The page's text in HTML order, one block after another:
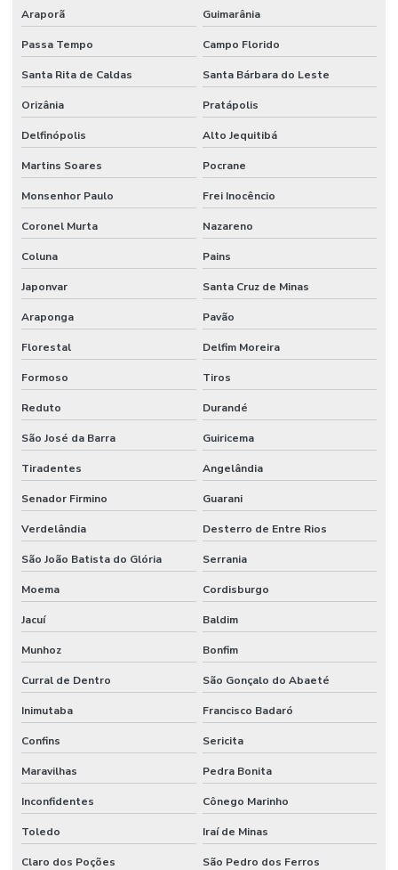
Araporã Guimarânia
Passa Tempo Campo Florido
Santa Rita de Caldas Santa Bárbara do Leste
Orizânia Pratápolis
Delfinópolis Alto Jequitibá
Martins Soares Pocrane
Monsenhor Paulo Frei Inocêncio
Coronel Murta Nazareno
Coluna Pains
Japonvar Santa Cruz de Minas
Araponga Pavão
Florestal Delfim Moreira
Formoso Tiros
Reduto Durandé
São José da Barra Guiricema
Tiradentes Angelândia
Senador Firmino Guarani
Verdelândia Desterro de Entre Rios
São João Batista do Glória Serrania
Moema Cordisburgo
Jacuí Baldim
Munhoz Bonfim
Curral de Dentro São Gonçalo do Abaeté
Inimutaba Francisco Badaró
Confins Sericita
Maravilhas Pedra Bonita
Inconfidentes Cônego Marinho
Toledo Iraí de Minas
Claro dos Poções São Pedro dos Ferros